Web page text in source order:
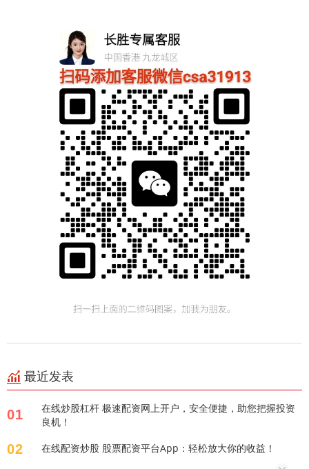
最近发表
01
在线炒股杠杆 极速配资网上开户，安全便捷，助您把握投资
良机！
02 在线配资炒股 股票配资平台App：轻松放大你的收益！